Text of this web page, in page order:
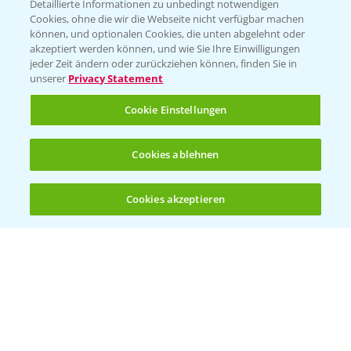
Folgen Sie uns
Allgemeine Nutzungsbedingungen
Datenschutzerklärung
Impressum
Gebrauchshinweise
© Bayer CropScience Deutschland GmbH
Detaillierte Informationen zu unbedingt notwendigen
Cookies, ohne die wir die Webseite nicht verfügbar machen
können, und optionalen Cookies, die unten abgelehnt oder
akzeptiert werden können, und wie Sie Ihre Einwilligungen
jeder Zeit ändern oder zurückziehen können, finden Sie in
unserer Privacy Statement
Cookie Einstellungen
Cookies ablehnen
Cookies akzeptieren